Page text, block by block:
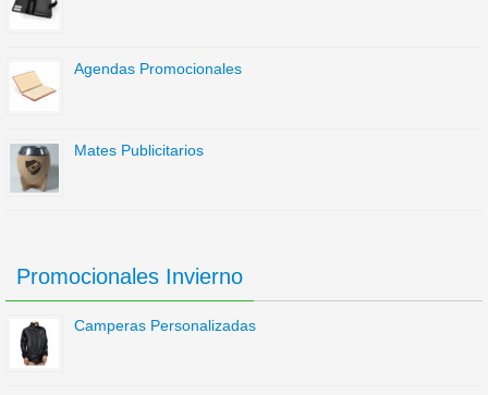
Agendas Promocionales
Mates Publicitarios
Promocionales Invierno
Camperas Personalizadas